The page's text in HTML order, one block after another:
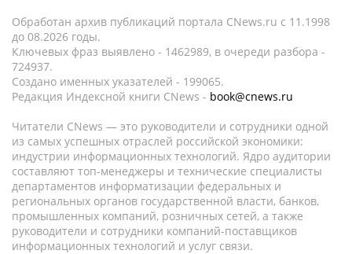
Обработан архив публикаций портала CNews.ru c 11.1998
до 08.2026 годы.
Ключевых фраз выявлено - 1462989, в очереди разбора -
724937.
Создано именных указателей - 199065.
Редакция Индексной книги CNews - book@cnews.ru
Читатели CNews — это руководители и сотрудники одной
из самых успешных отраслей российской экономики:
индустрии информационных технологий. Ядро аудитории
составляют топ-менеджеры и технические специалисты
департаментов информатизации федеральных и
региональных органов государственной власти, банков,
промышленных компаний, розничных сетей, а также
руководители и сотрудники компаний-поставщиков
информационных технологий и услуг связи.